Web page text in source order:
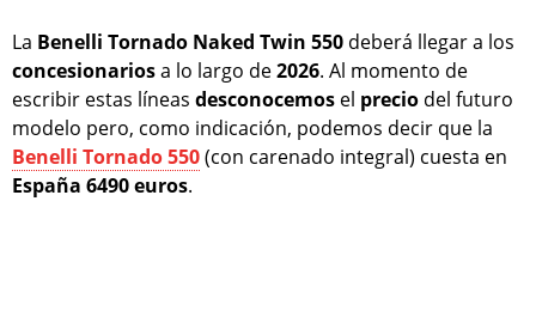
La Benelli Tornado Naked Twin 550 deberá llegar a los
concesionariosa lo largo de2026. Al momento de
escribir estas líneas desconocemos el precio del futuro
modelo pero, como indicación, podemos decir que la
Benelli Tornado 550(con carenado integral) cuesta en
España 6490 euros.